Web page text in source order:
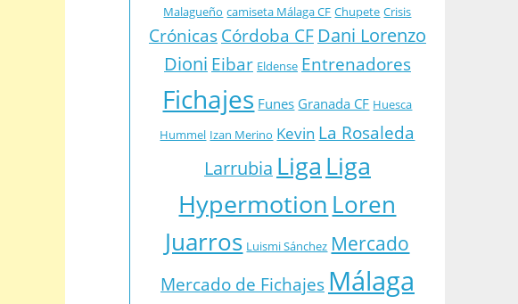
Malagueño camiseta Málaga CF Chupete Crisis
Crónicas Córdoba CF Dani Lorenzo
Dioni Eibar Eldense Entrenadores
Fichajes Funes Granada CF Huesca
Hummel Izan Merino Kevin La Rosaleda
Larrubia Liga Liga
Hypermotion Loren
Juarros Luismi Sánchez Mercado
Mercado de Fichajes Málaga